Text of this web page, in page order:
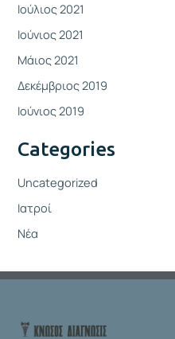
Ιούλιος 2021
Ιούνιος 2021
Μάιος 2021
Δεκέμβριος 2019
Ιούνιος 2019
Categories
Uncategorized
Ιατροί
Νέα